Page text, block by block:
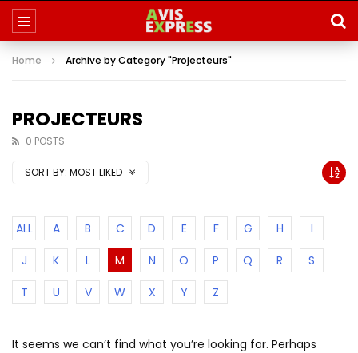
Home Archive by Category "Projecteurs"
PROJECTEURS
0 POSTS
SORT BY: MOST LIKED
ALL A B C D E F G H
I
J
K L M N O P Q R
S
T
U V W X Y Z
It seems we can’t find what you’re looking for. Perhaps